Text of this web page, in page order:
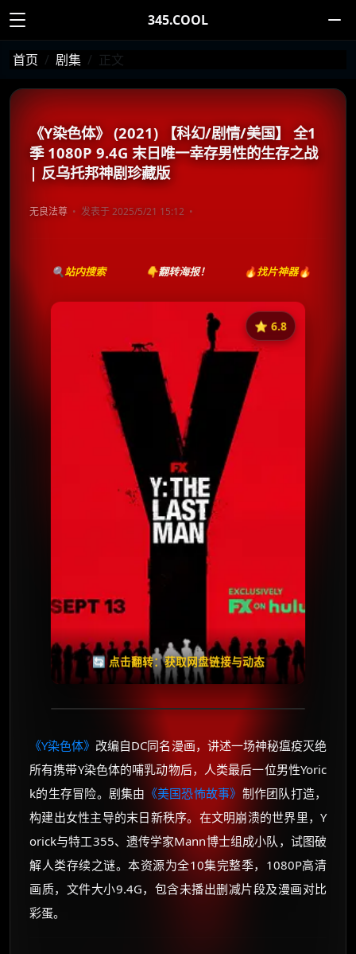
345.COOL
首页 剧集 正文
《Y染色体》 (2021) 【科幻/剧情/美国】 全1
季 1080P 9.4G 末日唯一幸存男性的生存之战
| 反乌托邦神剧珍藏版
无良法尊 发表于 2025/5/21 15:12
🔍站内搜索 👇翻转海报！ 🔥找片神器🔥
⭐️ 6.8
🔄 点击翻转：获取网盘链接与动态
《Y染色体》
⭐️ 评分：6.8 | 🎬 2021年
✅ 已完结
夸克网盘
失效请反馈
🧧️
天天领红包
《Y染色体》 改编自DC同名漫画，讲述一场神秘瘟疫灭绝
所有携带Y染色体的哺乳动物后，人类最后一位男性Yoric
k的生存冒险。剧集由 《美国恐怖故事》 制作团队打造，
构建出女性主导的末日新秩序。在文明崩溃的世界里，Y
orick与特工355、遗传学家Mann博士组成小队，试图破
解人类存续之谜。本资源为全10集完整季，1080P高清
画质，文件大小9.4G，包含未播出删减片段及漫画对比
彩蛋。